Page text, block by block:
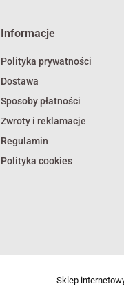
Informacje
Polityka prywatności
Dostawa
Sposoby płatności
Zwroty i reklamacje
Regulamin
Polityka cookies
Sklep